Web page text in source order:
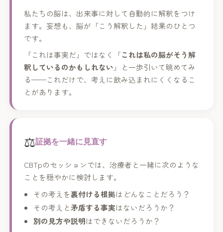
私たちの脳は、出来事に対して自動的に解釈をつけ
ます。妄想も、脳が「こう解釈した」結果のひとつ
です。
「これは事実だ」ではなく「これは私の脳がそう解
釈しているのかもしれない 」と一歩引いて眺めてみ
る——これだけで、考えに飲み込まれにくくなるこ
とがあります。
⚖️証拠を一緒に見直す
CBTpのセッションでは、治療者と一緒に次のような
ことを穏やかに検討します。
その考えを裏付ける根拠はどんなことだろう？
その考えと矛盾する事実はないだろうか？
別の見方や説明はできないだろうか？